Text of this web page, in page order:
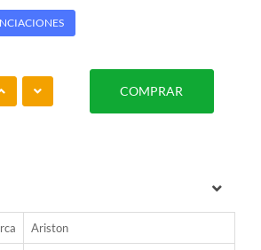
COMPRAR
Ariston